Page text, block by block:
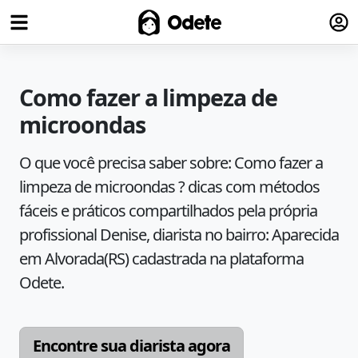
Odete
Como fazer a limpeza de
microondas
O que você precisa saber sobre:Como fazer a
limpeza de microondas ?dicas com métodos
fáceis e práticos compartilhados pela própria
profissional Denise, diarista no bairro:Aparecida
emAlvorada(RS) cadastrada na plataforma
Odete.
Encontre sua diarista agora